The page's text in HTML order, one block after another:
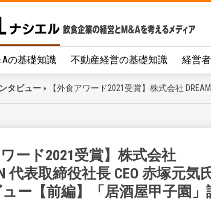
Aの基礎知識 不動産経営の基礎知識 経営
タビュー » 【外食アワード2021受賞】株式会社
ワード2021受賞】株式会社
代表取締役社長 CEO 赤塚元気
ー【前編】「居酒屋甲子園」